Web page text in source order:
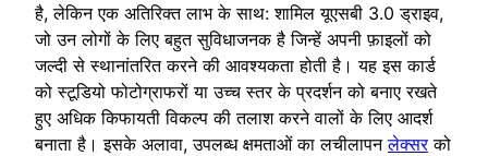
है, लेकिन एक अतिरिक्त लाभ के साथ: शामिल यूएसबी 3.0 ड्राइव,
जो उन लोगों के लिए बहुत सुविधाजनक है जिन्हें अपनी फ़ाइलों को
जल्दी से स्थानांतरित करने की आवश्यकता होती है। यह इस कार्ड
को स्टूडियो फोटोग्राफरों या उच्च स्तर के प्रदर्शन को बनाए रखते
हुए अधिक किफायती विकल्प की तलाश करने वालों के लिए आदर्श
बनाता है। इसके अलावा, उपलब्ध क्षमताओं का लचीलापनलेक्सरको